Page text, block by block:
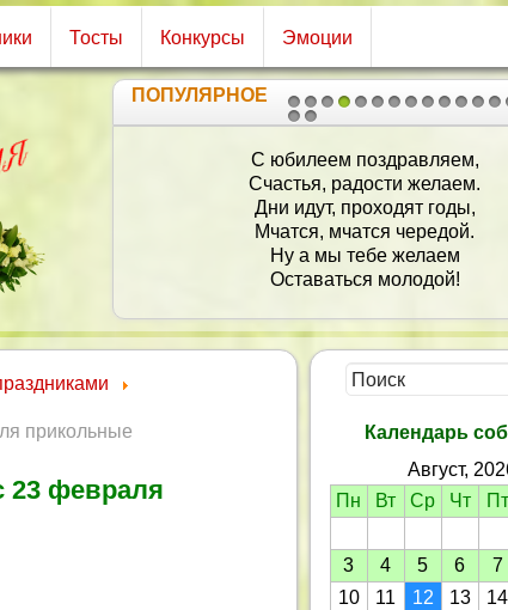
Тосты Конкурсы Эмоции
1 2
2021
ПОПУЛЯРНОЕ
С юбилеем поздравляем,
Счастья, радости желаем.
Дни идут, проходят годы,
Мчатся, мчатся чередой.
Ну а мы тебе желаем
Оставаться молодой!
прикольные
23 февраля
Календарь
Август,
Пн
Вт Ср Чт Пт
3
4 5 6 7
10
11 12 13 14